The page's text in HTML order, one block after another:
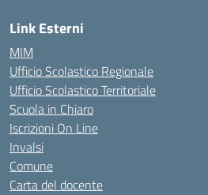
Link Esterni
MIM
Ufficio Scolastico Regionale
Ufficio Scolastico Territoriale
Scuola in Chiaro
Iscrizioni On Line
Invalsi
Comune
Carta del docente